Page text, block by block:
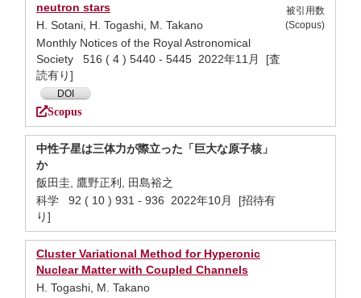
neutron stars
H. Sotani, H. Togashi, M. Takano
Monthly Notices of the Royal Astronomical
Society 516 ( 4 ) 5440 - 5445 2022年11月 [査
読有り]
DOI
Scopus
被引用数
(Scopus)
中性子星は三体力が際立った「巨大な原子核」
か
飯田圭, 鷹野正利, 田島裕之
科学 92 ( 10 ) 931 - 936 2022年10月 [招待有
り]
Cluster Variational Method for Hyperonic
Nuclear Matter with Coupled Channels
H. Togashi, M. Takano